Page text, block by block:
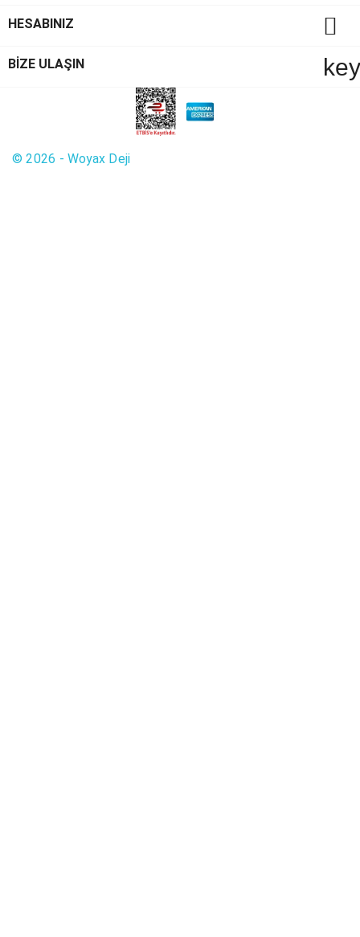
HESABINIZ 
BİZE ULAŞIN
© 2026 - Woyax Deji